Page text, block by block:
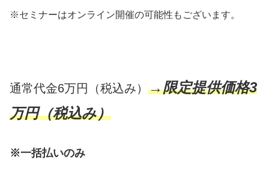
※セミナーはオンライン開催の可能性もございます。
通常代金6万円（税込み） →限定提供価格3
万円（税込み）
※一括払いのみ